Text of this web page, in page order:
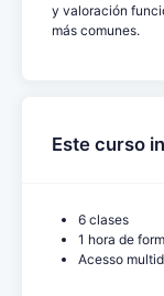
y valoración
más comunes.
Este curso
6 clases
1 hora de
Acesso